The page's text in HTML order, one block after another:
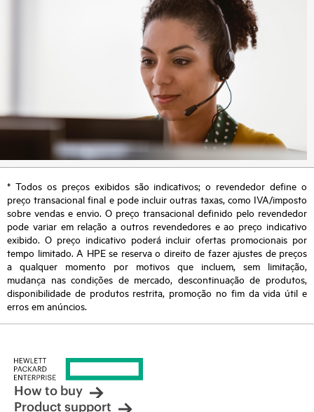
* Todos os preços exibidos são indicativos; o revendedor define o
preço transacional final e pode incluir outras taxas, como IVA/imposto
sobre vendas e envio. O preço transacional definido pelo revendedor
pode variar em relação a outros revendedores e ao preço indicativo
exibido. O preço indicativo poderá incluir ofertas promocionais por
tempo limitado. A HPE se reserva o direito de fazer ajustes de preços
a qualquer momento por motivos que incluem, sem limitação,
mudança nas condições de mercado, descontinuação de produtos,
disponibilidade de produtos restrita, promoção no fim da vida útil e
erros em anúncios.
How to buy
Product support